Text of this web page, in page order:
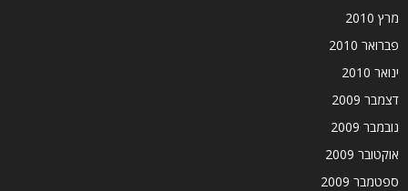
מרץ 2010
פברואר 2010
ינואר 2010
דצמבר 2009
נובמבר 2009
אוקטובר 2009
ספטמבר 2009